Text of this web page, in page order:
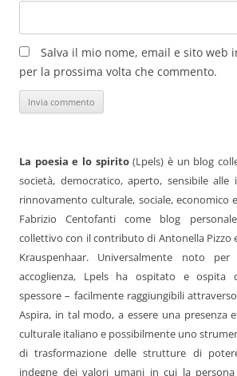
Salva il mio nome, email e sito web
per la prossima volta che commento.
La poesia e lo spirito(Lpels) è un blog
società, democratico, aperto, sensibile alle
rinnovamento culturale, sociale, economico
Fabrizio Centofanti come blog
collettivo con il contributo di Antonella Pizzo
Krauspenhaar. Universalmente noto
accoglienza, Lpels ha ospitato e ospita
spessore – facilmente raggiungibili
Aspira, in tal modo, a essere una presenza
culturale italiano e possibilmente uno
di trasformazione delle strutture di
indegne dei valori umani in cui la